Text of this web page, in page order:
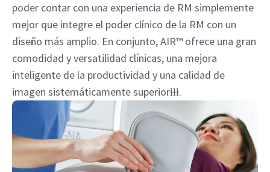
poder contar con una experiencia de RM simplemente
mejor que integre el poder clínico de la RM con un
diseño más amplio. En conjunto, AIR™ ofrece una gran
comodidad y versatilidad clínicas, una mejora
inteligente de la productividad y una calidad de
imagen sistemáticamente superiorⱡⱡⱡ.